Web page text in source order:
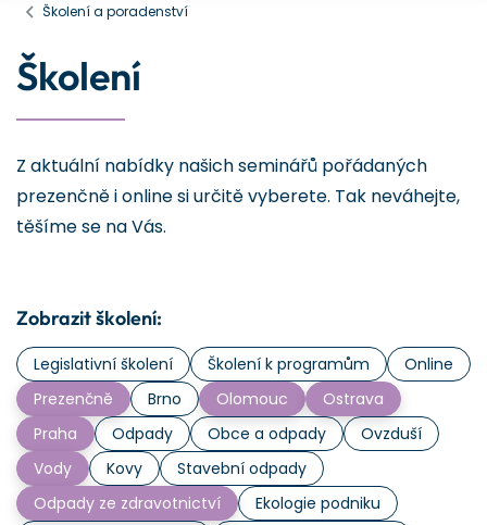
Školení a poradenství
Školení
Z aktuální nabídky našich seminářů pořádaných
prezenčně i online si určitě vyberete. Tak neváhejte,
těšíme se na Vás.
Zobrazit školení:
Legislativní školení Školení k programům
Online
Prezenčně
Brno Olomouc
Ostrava
Praha
Odpady Obce a odpady
Ovzduší
Vody
Kovy
Stavební odpady
Odpady ze zdravotnictví
Ekologie podniku